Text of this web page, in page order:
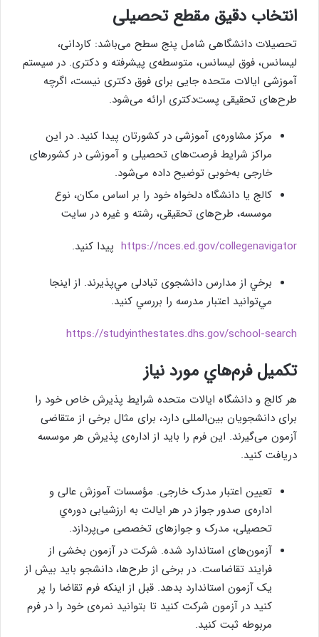
انتخاب دقيق مقطع تحصيلی
تحصیلات دانشگاهی شامل پنج سطح می‌باشد: کاردانی،
لیسانس، فوق ليسانس، متوسطه‌ی پیشرفته و دکتری. در سیستم
آموزشی ایالات متحده جایی برای فوق دکتری نیست، اگرچه
طرح‌های تحقیقی پست‌دکتری ارائه می‌شود.
مرکز مشاوره‌ی آموزشی در کشورتان پیدا کنید. در این
مراکز شرايط فرصت‌های تحصیلی و آموزشی در کشورهای
خارجی به‌خوبی توضيح داده می‌شود.
کالج یا دانشگاه دلخواه خود را بر اساس مکان، نوع
موسسه، طرح‌های تحقیقی، رشته و غیره در سایت
https://nces.ed.gov/collegenavigator پیدا کنید.
برخي از مدارس دانشجوی تبادلی مي‌پذيرند. از اينجا
مي‌توانيد اعتبار مدرسه را بررسي كنيد.
https://studyinthestates.dhs.gov/school-search
تكميل فرم‌هاي مورد نياز
هر کالج و دانشگاه ایالات متحده شرایط پذیرش خاص خود را
برای دانشجویان بین‌المللی دارد، برای مثال برخی از متقاضی
آزمون می‌گیرند. این فرم را باید از اداره‌ی پذیرش هر موسسه
دریافت کنید.
تعیین اعتبار مدرک خارجی. مؤسسات آموزش عالی و
اداره‌ی صدور جواز در هر ایالت به ارزشیابی دوره‌ي
تحصیلی، مدرک و جوازهای تخصصی می‌پردازد.
آزمون‌های استاندارد شده. شرکت در آزمون بخشی از
فرایند تقاضاست. در برخی از طرح‌ها، دانشجو باید بیش از
یک آزمون استاندارد بدهد. قبل از اینکه فرم تقاضا را پر
کنید در آزمون شرکت کنید تا بتوانید نمره‌ی خود را در فرم
مربوطه ثبت کنید.